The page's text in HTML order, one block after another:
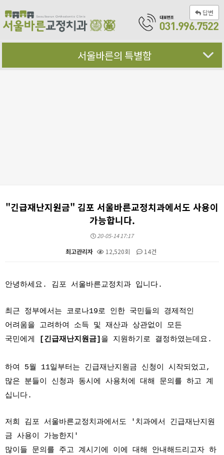
서울바른의 특별함
답변
"긴급재난지원금" 김포 서울바른교정치과에서도 사용이
가능합니다.
20-05-14 17:17
최고관리자 12,520회 14건
안녕하세요. 김포 서울바른교정치과 입니다.
최근 정부에서는 코로나19로 인한 국민들의 경제적인
어려움을 고려하여 소득 및 재산과 상관없이 모든
국민에게
[긴급재난지원금] 을 지원하기로 결정하였는데요.
하여 5월 11일부터는 긴급재난지원금 신청이 시작되었고,
많은 분들이 신청과 동시에 사용처에 대해 문의를 하고 계
십니다.
저희 김포 서울바른교정치과에서도 '치과에서 긴급재난지원
금 사용이 가능한지'
많이들 문의를 주고 계시기에 이에 대해 안내해드리고자 하